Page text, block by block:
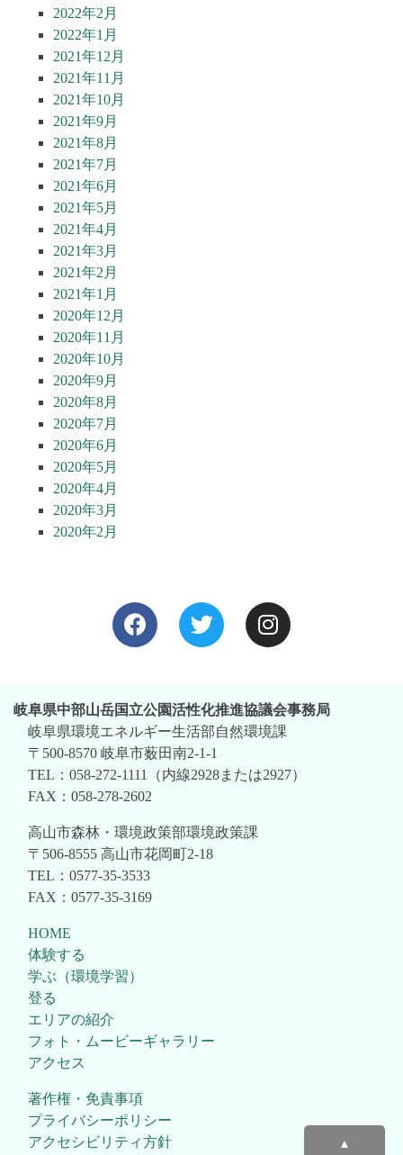
2022年2月
2022年1月
2021年12月
2021年11月
2021年10月
2021年9月
2021年8月
2021年7月
2021年6月
2021年5月
2021年4月
2021年3月
2021年2月
2021年1月
2020年12月
2020年11月
2020年10月
2020年9月
2020年8月
2020年7月
2020年6月
2020年5月
2020年4月
2020年3月
2020年2月
岐阜県中部山岳国立公園活性化推進協議会事務局
岐阜県環境エネルギー生活部自然環境課
〒500-8570 岐阜市薮田南2-1-1
TEL：058-272-1111（内線2928または2927）
FAX：058-278-2602
高山市森林・環境政策部環境政策課
〒506-8555 高山市花岡町2-18
TEL：0577-35-3533
FAX：0577-35-3169
HOME
体験する
学ぶ（環境学習）
登る
エリアの紹介
フォト・ムービーギャラリー
アクセス
著作権・免責事項
プライバシーポリシー
アクセシビリティ方針
▲